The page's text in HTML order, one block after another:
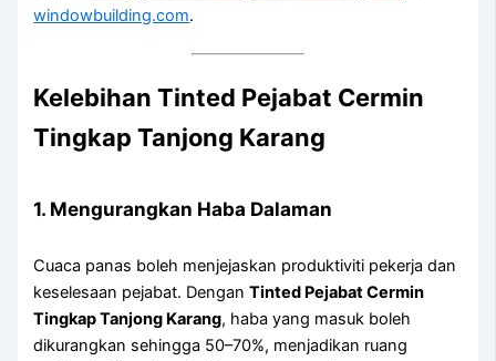
windowbuilding.com.
KelebihanTinted Pejabat Cermin
Tingkap Tanjong Karang
1. Mengurangkan Haba Dalaman
Cuaca panas boleh menjejaskan produktiviti pekerja dan
keselesaan pejabat. DenganTinted Pejabat Cermin
Tingkap Tanjong Karang, haba yang masuk boleh
dikurangkan sehingga 50–70%, menjadikan ruang